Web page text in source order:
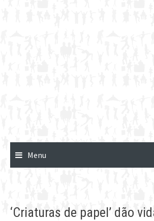
Menu
‘Criaturas de papel’ dão